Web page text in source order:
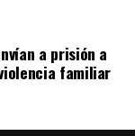
a prisión a
familiar